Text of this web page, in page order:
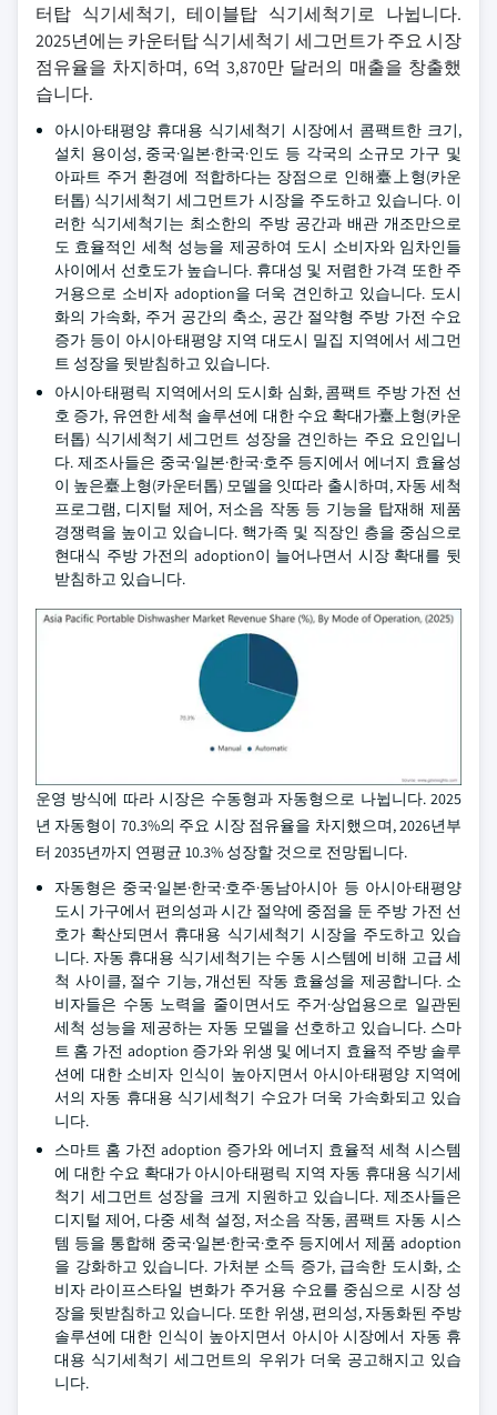
터탑 식기세척기, 테이블탑 식기세척기로 나뉩니다.
2025년에는 카운터탑 식기세척기 세그먼트가 주요 시장
점유율을 차지하며, 6억 3,870만 달러의 매출을 창출했
습니다.
아시아·태평양 휴대용 식기세척기 시장에서 콤팩트한 크기,
설치 용이성, 중국·일본·한국·인도 등 각국의 소규모 가구 및
아파트 주거 환경에 적합하다는 장점으로 인해臺上형(카운
터톱) 식기세척기 세그먼트가 시장을 주도하고 있습니다. 이
러한 식기세척기는 최소한의 주방 공간과 배관 개조만으로
도 효율적인 세척 성능을 제공하여 도시 소비자와 임차인들
사이에서 선호도가 높습니다. 휴대성 및 저렴한 가격 또한 주
거용으로 소비자 adoption을 더욱 견인하고 있습니다. 도시
화의 가속화, 주거 공간의 축소, 공간 절약형 주방 가전 수요
증가 등이 아시아·태평양 지역 대도시 밀집 지역에서 세그먼
트 성장을 뒷받침하고 있습니다.
아시아·태평릭 지역에서의 도시화 심화, 콤팩트 주방 가전 선
호 증가, 유연한 세척 솔루션에 대한 수요 확대가臺上형(카운
터톱) 식기세척기 세그먼트 성장을 견인하는 주요 요인입니
다. 제조사들은 중국·일본·한국·호주 등지에서 에너지 효율성
이 높은臺上형(카운터톱) 모델을 잇따라 출시하며, 자동 세척
프로그램, 디지털 제어, 저소음 작동 등 기능을 탑재해 제품
경쟁력을 높이고 있습니다. 핵가족 및 직장인 층을 중심으로
현대식 주방 가전의 adoption이 늘어나면서 시장 확대를 뒷
받침하고 있습니다.
운영 방식에 따라 시장은 수동형과 자동형으로 나뉩니다. 2025
년 자동형이 70.3%의 주요 시장 점유율을 차지했으며, 2026년부
터 2035년까지 연평균 10.3% 성장할 것으로 전망됩니다.
자동형은 중국·일본·한국·호주·동남아시아 등 아시아·태평양
도시 가구에서 편의성과 시간 절약에 중점을 둔 주방 가전 선
호가 확산되면서 휴대용 식기세척기 시장을 주도하고 있습
니다. 자동 휴대용 식기세척기는 수동 시스템에 비해 고급 세
척 사이클, 절수 기능, 개선된 작동 효율성을 제공합니다. 소
비자들은 수동 노력을 줄이면서도 주거·상업용으로 일관된
세척 성능을 제공하는 자동 모델을 선호하고 있습니다. 스마
트 홈 가전 adoption 증가와 위생 및 에너지 효율적 주방 솔루
션에 대한 소비자 인식이 높아지면서 아시아·태평양 지역에
서의 자동 휴대용 식기세척기 수요가 더욱 가속화되고 있습
니다.
스마트 홈 가전 adoption 증가와 에너지 효율적 세척 시스템
에 대한 수요 확대가 아시아·태평릭 지역 자동 휴대용 식기세
척기 세그먼트 성장을 크게 지원하고 있습니다. 제조사들은
디지털 제어, 다중 세척 설정, 저소음 작동, 콤팩트 자동 시스
템 등을 통합해 중국·일본·한국·호주 등지에서 제품 adoption
을 강화하고 있습니다. 가처분 소득 증가, 급속한 도시화, 소
비자 라이프스타일 변화가 주거용 수요를 중심으로 시장 성
장을 뒷받침하고 있습니다. 또한 위생, 편의성, 자동화된 주방
솔루션에 대한 인식이 높아지면서 아시아 시장에서 자동 휴
대용 식기세척기 세그먼트의 우위가 더욱 공고해지고 있습
니다.